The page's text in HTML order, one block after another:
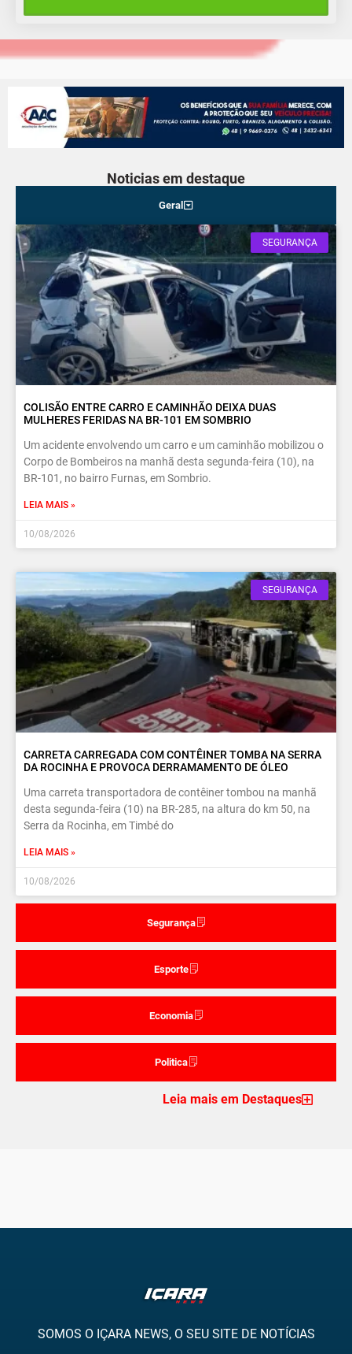
Noticias em destaque
Geral
Segurança
Esporte
Economia
Politica
SEGURANÇA
COLISÃO ENTRE CARRO E CAMINHÃO DEIXA DUAS
MULHERES FERIDAS NA BR-101 EM SOMBRIO
Um acidente envolvendo um carro e um caminhão mobilizou o
Corpo de Bombeiros na manhã desta segunda-feira (10), na
BR-101, no bairro Furnas, em Sombrio.
LEIA MAIS »
10/08/2026
SEGURANÇA
CARRETA CARREGADA COM CONTÊINER TOMBA NA SERRA
DA ROCINHA E PROVOCA DERRAMAMENTO DE ÓLEO
Uma carreta transportadora de contêiner tombou na manhã
desta segunda-feira (10) na BR-285, na altura do km 50, na
Serra da Rocinha, em Timbé do
LEIA MAIS »
10/08/2026
Leia mais em Destaques
SOMOS O IÇARA NEWS, O SEU SITE DE NOTÍCIAS